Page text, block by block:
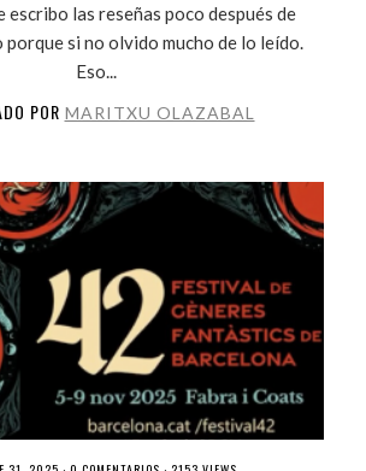
escribo las reseñas poco después de
si no olvido mucho de lo leído.
Eso...
POR MARITXU OLAZABAL